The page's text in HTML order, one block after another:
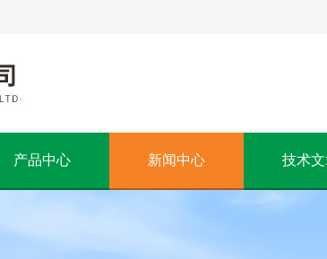
产品中心 新闻中心 技术